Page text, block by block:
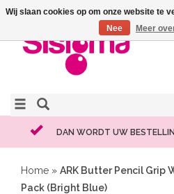
DAN WORDT UW
Home » ARK Butter Pencil Grip
Pack (Bright Blue)
Wij slaan cookies op om onze website te
Nee
Meer